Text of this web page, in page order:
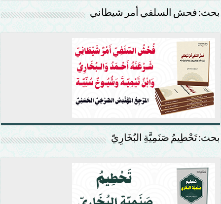
بحث: فحش السلفي أمر شيطاني
بحث: تَحْطِيمُ صَنَمِيَّةِ البُخَارِيّ